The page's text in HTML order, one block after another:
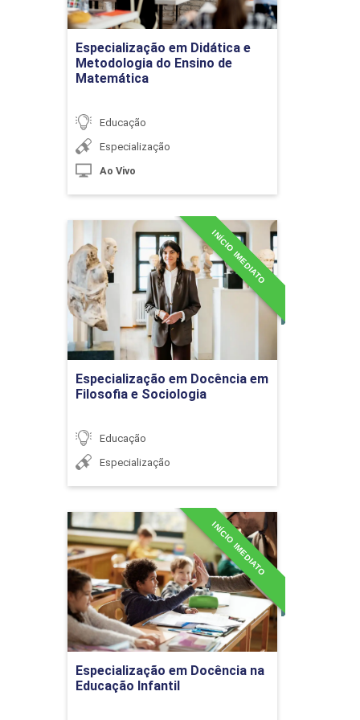
recursos tecnológicos
Principais abordagens
pedagógicas do processo
de ensino e aprendizagem
Práticas Pedagógicas:
materiais curriculares e
recursos didáticos
Práticas Pedagógicas
Empresariais
INSPEÇÃO ESCOLAR
Histórico da legislação
educacional brasileira
Especialização em Didática e
Metodologia do Ensino de
Matemática
Educação
Especialização
Ao Vivo
Especialização em Docência em
Filosofia e Sociologia
INÍCIO IMEDIATO
Educação
Especialização
Especialização em
Docência em Filosofia e
Sociologia
Detalhes do curso
Especialização em Docência na
Educação Infantil
INÍCIO IMEDIATO
Especialização em
Docência na Educação
Infantil
Detalhes do curso